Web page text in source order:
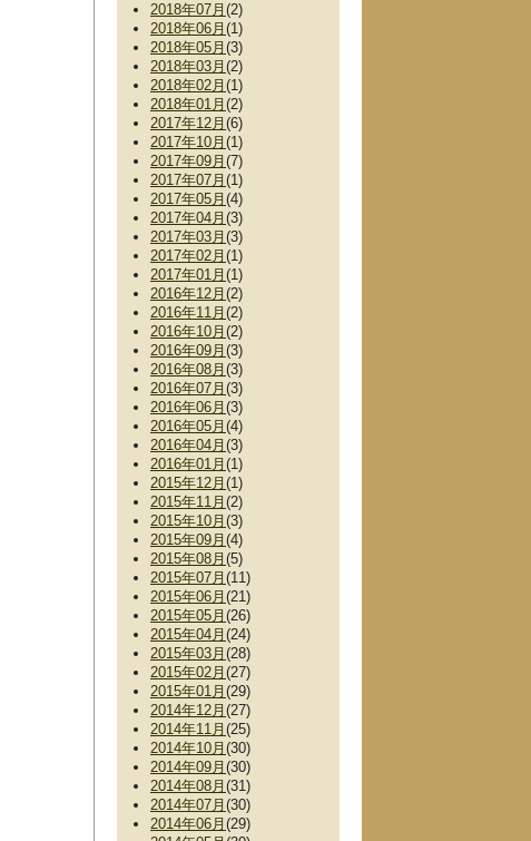
2018年07月 (2)
2018年06月 (1)
2018年05月 (3)
2018年03月 (2)
2018年02月 (1)
2018年01月 (2)
2017年12月 (6)
2017年10月 (1)
2017年09月 (7)
2017年07月 (1)
2017年05月 (4)
2017年04月 (3)
2017年03月 (3)
2017年02月 (1)
2017年01月 (1)
2016年12月 (2)
2016年11月 (2)
2016年10月 (2)
2016年09月 (3)
2016年08月 (3)
2016年07月 (3)
2016年06月 (3)
2016年05月 (4)
2016年04月 (3)
2016年01月 (1)
2015年12月 (1)
2015年11月 (2)
2015年10月 (3)
2015年09月 (4)
2015年08月 (5)
2015年07月 (11)
2015年06月 (21)
2015年05月 (26)
2015年04月 (24)
2015年03月 (28)
2015年02月 (27)
2015年01月 (29)
2014年12月 (27)
2014年11月 (25)
2014年10月 (30)
2014年09月 (30)
2014年08月 (31)
2014年07月 (30)
2014年06月 (29)